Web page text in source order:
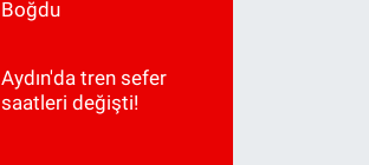
Boğdu
Aydın'da tren sefer
saatleri değişti!